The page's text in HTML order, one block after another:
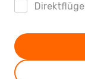
Direktflüge